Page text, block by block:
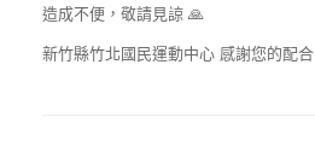
造成不便，敬請見諒 🙏
新竹縣竹北國民運動中心 感謝您的配合